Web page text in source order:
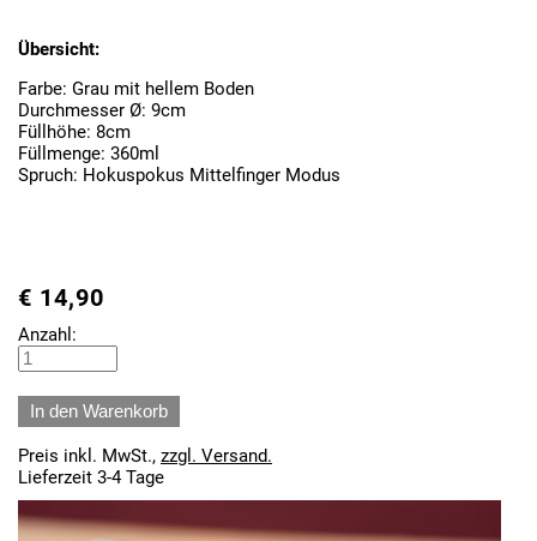
Übersicht:
Farbe: Grau mit hellem Boden
Durchmesser Ø: 9cm
Füllhöhe: 8cm
Füllmenge: 360ml
Spruch: Hokuspokus Mittelfinger Modus
€ 14,90
Anzahl:
Preis inkl. MwSt., zzgl. Versand.
Lieferzeit 3-4 Tage